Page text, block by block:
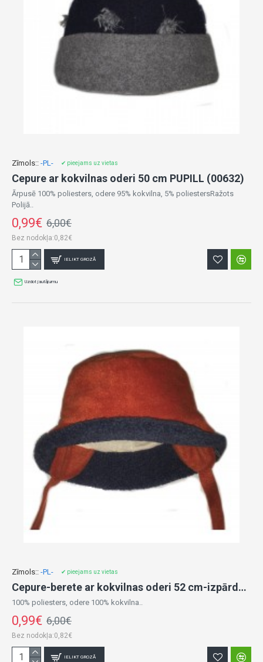
Zīmols:: -PL- ✔ pieejams uz vietas
Cepure ar kokvilnas oderi 50 cm PUPILL (00632)
Ārpusē 100% poliesters, odere 95% kokvilna, 5% poliestersRažots
Polijā..
0,99€ 6,00€
Bez nodokļa:0,82€
IELIKT GROZĀ
Uzdot jautājumu
Zīmols:: -PL- ✔ pieejams uz vietas
Cepure-berete ar kokvilnas oderi 52 cm-izpārdošana
100% poliesters, odere 100% kokvilna..
0,99€ 6,00€
Bez nodokļa:0,82€
IELIKT GROZĀ